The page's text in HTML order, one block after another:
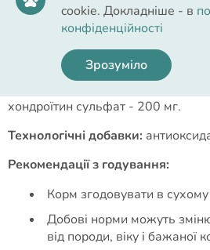
Мікроелементи:залізо - 75 мг,
- 25 мг, цинк - 110 мг, йод - 2 мг,
Амінокислоти:L-карнітин - 40
хлоргідрат
хондроїтин сульфат - 200 мг.
Технологічні добавки:
Рекомендації з годування:
Корм згодовувати в сухому
Добові норми можуть
від породи, віку і бажаної
cookie. Докладніше - в
конфіденційності
Зрозуміло